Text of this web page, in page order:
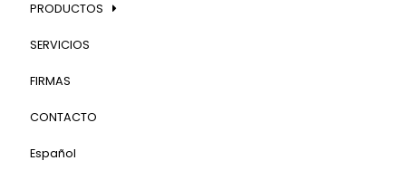
PRODUCTOS
SERVICIOS
FIRMAS
CONTACTO
Español